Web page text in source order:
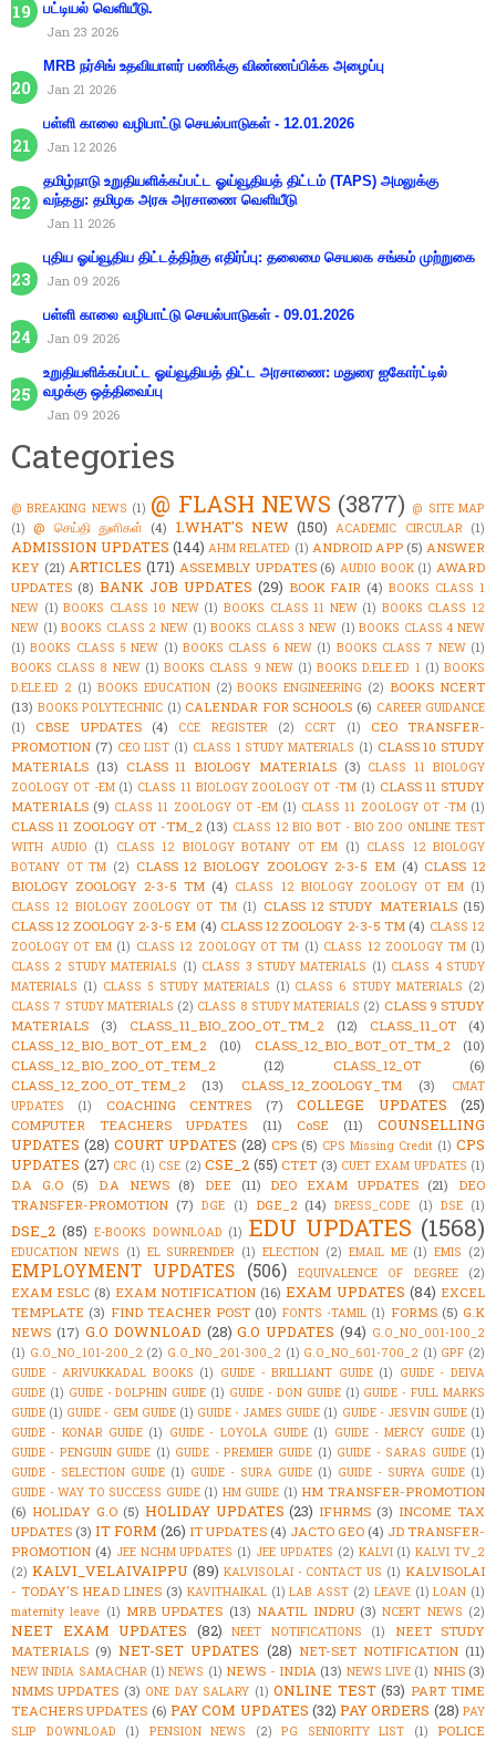
பட்டியல் வெளியீடு.
Jan 23 2026
MRB நர்சிங் உதவியாளர் பணிக்கு விண்ணப்பிக்க அழைப்பு
Jan 21 2026
பள்ளி காலை வழிபாட்டு செயல்பாடுகள் - 12.01.2026
Jan 12 2026
தமிழ்நாடு உறுதியளிக்கப்பட்ட ஓய்வூதியத் திட்டம் (TAPS) அமலுக்கு
வந்தது: தமிழக அரசு அரசாணை வெளியீடு
Jan 11 2026
புதிய ஓய்வூதிய திட்டத்திற்கு எதிர்ப்பு: தலைமை செயலக சங்கம் முற்றுகை
Jan 09 2026
பள்ளி காலை வழிபாட்டு செயல்பாடுகள் - 09.01.2026
Jan 09 2026
உறுதியளிக்கப்பட்ட ஓய்வூதியத் திட்ட அரசாணை: மதுரை ஐகோர்ட்டில்
வழக்கு ஒத்திவைப்பு
Jan 09 2026
Categories
@ BREAKING NEWS (1) @ FLASH NEWS (3877) @ SITE MAP
(1) @ செய்தி துளிகள் (4) 1.WHAT'S NEW (150) ACADEMIC CIRCULAR (1)
ADMISSION UPDATES (144) AHM RELATED (1) ANDROID APP (5) ANSWER
KEY (21) ARTICLES (171) ASSEMBLY UPDATES (6) AUDIO BOOK (1) AWARD
UPDATES (8) BANK JOB UPDATES (29) BOOK FAIR (4) BOOKS CLASS 1
NEW (1) BOOKS CLASS 10 NEW (1) BOOKS CLASS 11 NEW (1) BOOKS CLASS 12
NEW (1) BOOKS CLASS 2 NEW (1) BOOKS CLASS 3 NEW (1) BOOKS CLASS 4 NEW
(1) BOOKS CLASS 5 NEW (1) BOOKS CLASS 6 NEW (1) BOOKS CLASS 7 NEW (1)
BOOKS CLASS 8 NEW (1) BOOKS CLASS 9 NEW (1) BOOKS D.ELE.ED 1 (1) BOOKS
D.ELE.ED 2 (1) BOOKS EDUCATION (2) BOOKS ENGINEERING (2) BOOKS NCERT
(13) BOOKS POLYTECHNIC (1) CALENDAR FOR SCHOOLS (6) CAREER GUIDANCE
(1)
CBSE UPDATES (4) CCE REGISTER (2) CCRT (1)
CEO TRANSFER-
PROMOTION (7) CEO LIST (1) CLASS 1 STUDY MATERIALS (1) CLASS 10 STUDY
MATERIALS (13) CLASS 11 BIOLOGY MATERIALS (3) CLASS 11 BIOLOGY
ZOOLOGY OT -EM (1) CLASS 11 BIOLOGY ZOOLOGY OT -TM (1) CLASS 11 STUDY
MATERIALS (9) CLASS 11 ZOOLOGY OT -EM (1) CLASS 11 ZOOLOGY OT -TM (1)
CLASS 11 ZOOLOGY OT -TM_2 (13) CLASS 12 BIO BOT - BIO ZOO ONLINE TEST
WITH AUDIO (1) CLASS 12 BIOLOGY BOTANY OT EM (1) CLASS 12 BIOLOGY
BOTANY OT TM (2) CLASS 12 BIOLOGY ZOOLOGY 2-3-5 EM (4) CLASS 12
BIOLOGY ZOOLOGY 2-3-5 TM (4) CLASS 12 BIOLOGY ZOOLOGY OT EM (1)
CLASS 12 BIOLOGY ZOOLOGY OT TM (1) CLASS 12 STUDY MATERIALS (15)
CLASS 12 ZOOLOGY 2-3-5 EM (4) CLASS 12 ZOOLOGY 2-3-5 TM (4) CLASS 12
ZOOLOGY OT EM (1) CLASS 12 ZOOLOGY OT TM (1) CLASS 12 ZOOLOGY TM (1)
CLASS 2 STUDY MATERIALS (1) CLASS 3 STUDY MATERIALS (1) CLASS 4 STUDY
MATERIALS (1) CLASS 5 STUDY MATERIALS (1) CLASS 6 STUDY MATERIALS (2)
CLASS 7 STUDY MATERIALS (2) CLASS 8 STUDY MATERIALS (2) CLASS 9 STUDY
MATERIALS
(3) CLASS_11_BIO_ZOO_OT_TM_2 (12) CLASS_11_OT
(4)
CLASS_12_BIO_BOT_OT_EM_2
(10) CLASS_12_BIO_BOT_OT_TM_2
(10)
CLASS_12_BIO_ZOO_OT_TEM_2
(12) CLASS_12_OT
(6)
CLASS_12_ZOO_OT_TEM_2
(13) CLASS_12_ZOOLOGY_TM (3)
CMAT
UPDATES
(1) COACHING CENTRES (7) COLLEGE UPDATES (25)
COMPUTER TEACHERS UPDATES (11) CoSE (11)
COUNSELLING
UPDATES (28) COURT UPDATES (28) CPS (5) CPS Missing Credit (1) CPS
UPDATES (27) CRC (1) CSE (2) CSE_2 (55) CTET (3) CUET EXAM UPDATES (1)
D.A G.O (5) D.A NEWS (8) DEE (11) DEO EXAM UPDATES (21)
DEO
TRANSFER-PROMOTION (7) DGE (1) DGE_2 (14) DRESS_CODE (1) DSE (1)
DSE_2 (85) E-BOOKS DOWNLOAD (1) EDU UPDATES (1568)
EDUCATION NEWS (1) EL SURRENDER (1) ELECTION (2) EMAIL ME (1) EMIS (2)
EMPLOYMENT UPDATES (506) EQUIVALENCE OF DEGREE (2)
EXAM ESLC (8) EXAM NOTIFICATION (16) EXAM UPDATES (84) EXCEL
TEMPLATE (3) FIND TEACHER POST (10) FONTS -TAMIL (1) FORMS (5) G.K
NEWS (17) G.O DOWNLOAD (28) G.O UPDATES (94) G.O_NO_001-100_2
(1) G.O_NO_101-200_2 (2) G.O_NO_201-300_2 (1) G.O_NO_601-700_2 (1) GPF (2)
GUIDE - ARIVUKKADAL BOOKS (1) GUIDE - BRILLIANT GUIDE (1) GUIDE - DEIVA
GUIDE (1) GUIDE - DOLPHIN GUIDE (1) GUIDE - DON GUIDE (1) GUIDE - FULL MARKS
GUIDE (1) GUIDE - GEM GUIDE (1) GUIDE - JAMES GUIDE (1) GUIDE - JESVIN GUIDE (1)
GUIDE - KONAR GUIDE (1) GUIDE - LOYOLA GUIDE (1) GUIDE - MERCY GUIDE (1)
GUIDE - PENGUIN GUIDE (1) GUIDE - PREMIER GUIDE (1) GUIDE - SARAS GUIDE (1)
GUIDE - SELECTION GUIDE (1) GUIDE - SURA GUIDE (1) GUIDE - SURYA GUIDE (1)
GUIDE - WAY TO SUCCESS GUIDE (1) HM GUIDE (1) HM TRANSFER-PROMOTION
(6) HOLIDAY G.O (5) HOLIDAY UPDATES (23) IFHRMS (3) INCOME TAX
UPDATES (3) IT FORM (26) IT UPDATES (4) JACTO GEO (4) JD TRANSFER-
PROMOTION (4) JEE NCHM UPDATES (1) JEE UPDATES (2) KALVI (1) KALVI TV_2
(2) KALVI_VELAIVAIPPU (89) KALVISOLAI - CONTACT US (1) KALVISOLAI
- TODAY'S HEAD LINES (3) KAVITHAIKAL (1) LAB ASST (2) LEAVE (1) LOAN (1)
maternity leave (1) MRB UPDATES (13) NAATIL INDRU (3) NCERT NEWS (2)
NEET EXAM UPDATES (82) NEET NOTIFICATIONS (1)
NEET STUDY
MATERIALS (9) NET-SET UPDATES (28) NET-SET NOTIFICATION (11)
NEW INDIA SAMACHAR (1) NEWS (1) NEWS - INDIA (13) NEWS LIVE (1) NHIS (3)
NMMS UPDATES (3) ONE DAY SALARY (1) ONLINE TEST (53) PART TIME
TEACHERS UPDATES (6) PAY COM UPDATES (32) PAY ORDERS (28) PAY
SLIP DOWNLOAD
(1) PENSION NEWS (2) PG SENIORITY LIST (1)
POLICE